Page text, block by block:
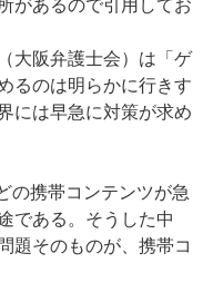
があるので引用してお
大阪弁護士会）は「ゲ
るのは明らかに行きす
には早急に対策が求め
の携帯コンテンツが急
である。そうした中
題そのものが、携帯コ